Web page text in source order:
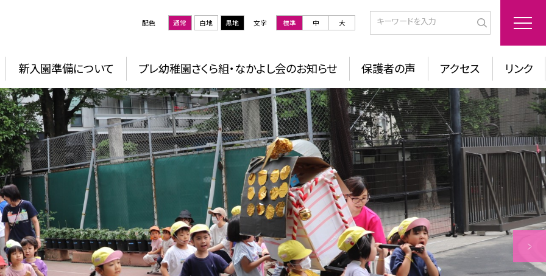
配色 通常 白地 黒地 文字 標準 中 大
新入園準備について プレ幼稚園さくら組・なかよし会のお知らせ 保護者の声 アクセス リンク